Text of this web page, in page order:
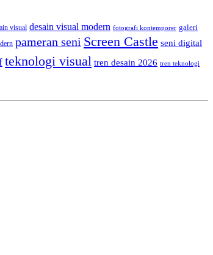
visual desain visual modern fotografi kontemporer galeri
pameran seni Screen Castle seni digital
teknologi visual tren desain 2026 tren teknologi